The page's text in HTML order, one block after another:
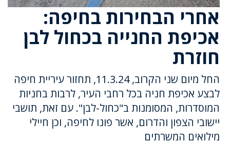
אחרי הבחירות בחיפה:
אכיפת החנייה בכחול לבן
חוזרת
החל מיום שני הקרוב, 11.3.24, תחזור עיריית חיפה
לבצע אכיפת חניה בכל רחבי העיר, לרבות בחניות
המוסדרות, המסומנות ב"כחול-לבן". עם זאת, תושבי
יישובי הצפון והדרום, אשר פונו לחיפה, וכן חיילי
מילואים המשרתים